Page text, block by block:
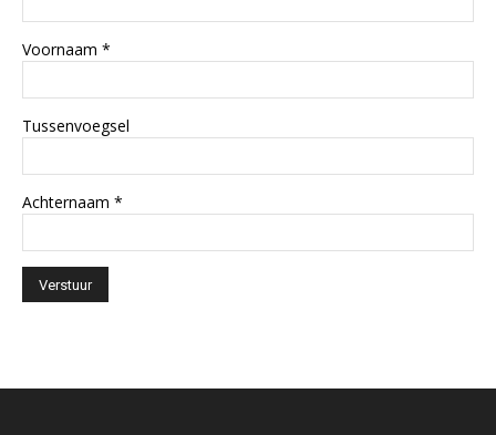
Voornaam *
Tussenvoegsel
Achternaam *